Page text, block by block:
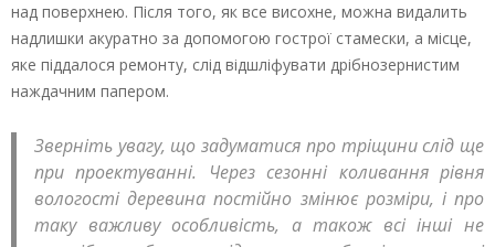
над поверхнею. Після того, як все висохне, можна видалить
надлишки акуратно за допомогою гострої стамески, а місце,
яке піддалося ремонту, слід відшліфувати дрібнозернистим
наждачним папером.
Зверніть увагу, що задуматися про тріщини слід ще
при проектуванні. Через сезонні коливання рівня
вологості деревина постійно змінює розміри, і про
таку важливу особливість, а також всі інші не